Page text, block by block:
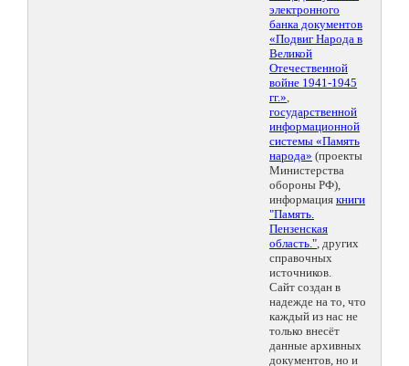
электронного
банка документов
«Подвиг Народа в
Великой
Отечественной
войне 1941-1945
гг.»,
государственной
информационной
системы «Память
народа» (проекты
Министерства
обороны РФ),
информация книги
"Память.
Пензенская
область.", других
справочных
источников.
Сайт создан в
надежде на то, что
каждый из нас не
только внесёт
данные архивных
документов, но и